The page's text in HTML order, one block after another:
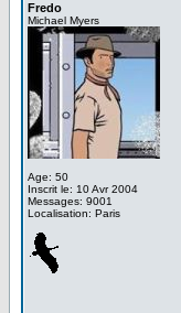
Fredo
Michael Myers
Age: 50
Inscrit le: 10 Avr 2004
Messages: 9001
Localisation: Paris